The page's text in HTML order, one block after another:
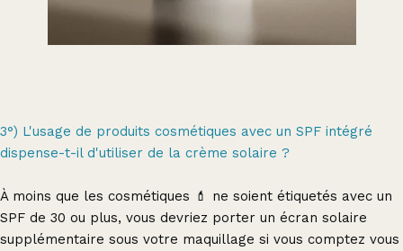
3°) L'usage de produits cosmétiques avec un SPF intégré
dispense-t-il d'utiliser de la crème solaire ?
À moins que les cosmétiques 💄 ne soient étiquetés avec un
SPF de 30 ou plus, vous devriez porter un écran solaire
supplémentaire sous votre maquillage si vous comptez vous